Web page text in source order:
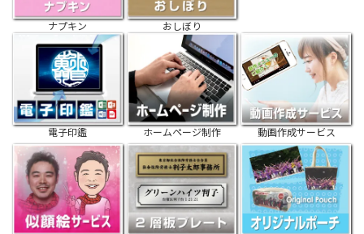
ナプキン おしぼり
電子印鑑 ホームページ制作 動画作成サービス